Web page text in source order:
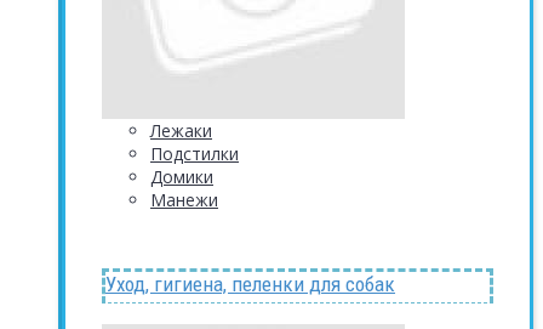
Лежаки
Подстилки
Домики
Манежи
Уход, гигиена, пеленки для собак